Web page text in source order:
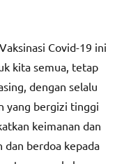
Covid-19 ini
kita semua, tetap
dengan selalu
yang bergizi tinggi
keimanan dan
dan berdoa kepada